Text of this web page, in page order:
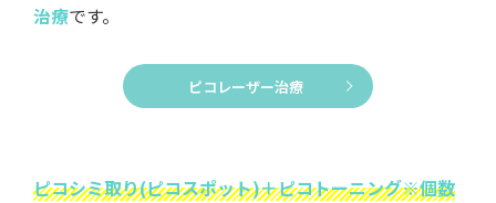
治療です。
ピコレーザー治療
ピコシミ取り(ピコスポット)＋ピコトーニング※個数